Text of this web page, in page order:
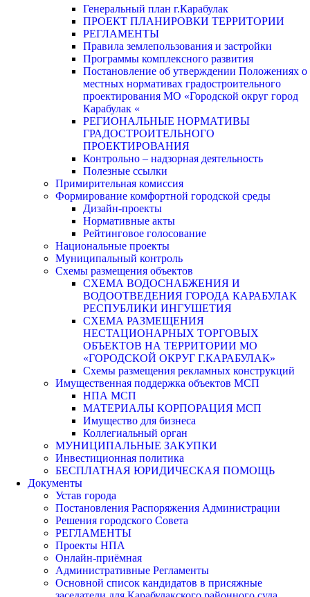
Генеральный план г.Карабулак
ПРОЕКТ ПЛАНИРОВКИ ТЕРРИТОРИИ
РЕГЛАМЕНТЫ
Правила землепользования и застройки
Программы комплексного развития
Постановление об утверждении Положениях о
местных нормативах градостроительного
проектирования МО «Городской округ город
Карабулак «
РЕГИОНАЛЬНЫЕ НОРМАТИВЫ
ГРАДОСТРОИТЕЛЬНОГО
ПРОЕКТИРОВАНИЯ
Контрольно – надзорная деятельность
Полезные ссылки
Примирительная комиссия
Формирование комфортной городской среды
Дизайн-проекты
Нормативные акты
Рейтинговое голосование
Национальные проекты
Муниципальный контроль
Схемы размещения объектов
СХЕМА ВОДОСНАБЖЕНИЯ И
ВОДООТВЕДЕНИЯ ГОРОДА КАРАБУЛАК
РЕСПУБЛИКИ ИНГУШЕТИЯ
СХЕМА РАЗМЕЩЕНИЯ
НЕСТАЦИОНАРНЫХ ТОРГОВЫХ
ОБЪЕКТОВ НА ТЕРРИТОРИИ МО
«ГОРОДСКОЙ ОКРУГ Г.КАРАБУЛАК»
Схемы размещения рекламных конструкций
Имущественная поддержка объектов МСП
НПА МСП
МАТЕРИАЛЫ КОРПОРАЦИЯ МСП
Имущество для бизнеса
Коллегиальный орган
МУНИЦИПАЛЬНЫЕ ЗАКУПКИ
Инвестиционная политика
БЕСПЛАТНАЯ ЮРИДИЧЕСКАЯ ПОМОЩЬ
Документы
Устав города
Постановления Распоряжения Администрации
Решения городского Совета
РЕГЛАМЕНТЫ
Проекты НПА
Онлайн-приёмная
Административные Регламенты
Основной список кандидатов в присяжные